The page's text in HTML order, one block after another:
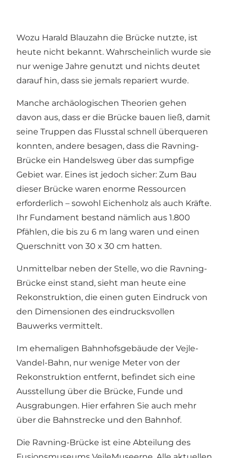
Wozu Harald Blauzahn die Brücke nutzte, ist
heute nicht bekannt. Wahrscheinlich wurde sie
nur wenige Jahre genutzt und nichts deutet
darauf hin, dass sie jemals repariert wurde.
Manche archäologischen Theorien gehen
davon aus, dass er die Brücke bauen ließ, damit
seine Truppen das Flusstal schnell überqueren
konnten, andere besagen, dass die Ravning-
Brücke ein Handelsweg über das sumpfige
Gebiet war. Eines ist jedoch sicher: Zum Bau
dieser Brücke waren enorme Ressourcen
erforderlich – sowohl Eichenholz als auch Kräfte.
Ihr Fundament bestand nämlich aus 1.800
Pfählen, die bis zu 6 m lang waren und einen
Querschnitt von 30 x 30 cm hatten.
Unmittelbar neben der Stelle, wo die Ravning-
Brücke einst stand, sieht man heute eine
Rekonstruktion, die einen guten Eindruck von
den Dimensionen des eindrucksvollen
Bauwerks vermittelt.
Im ehemaligen Bahnhofsgebäude der Vejle-
Vandel-Bahn, nur wenige Meter von der
Rekonstruktion entfernt, befindet sich eine
Ausstellung über die Brücke, Funde und
Ausgrabungen. Hier erfahren Sie auch mehr
über die Bahnstrecke und den Bahnhof.
Die Ravning-Brücke ist eine Abteilung des